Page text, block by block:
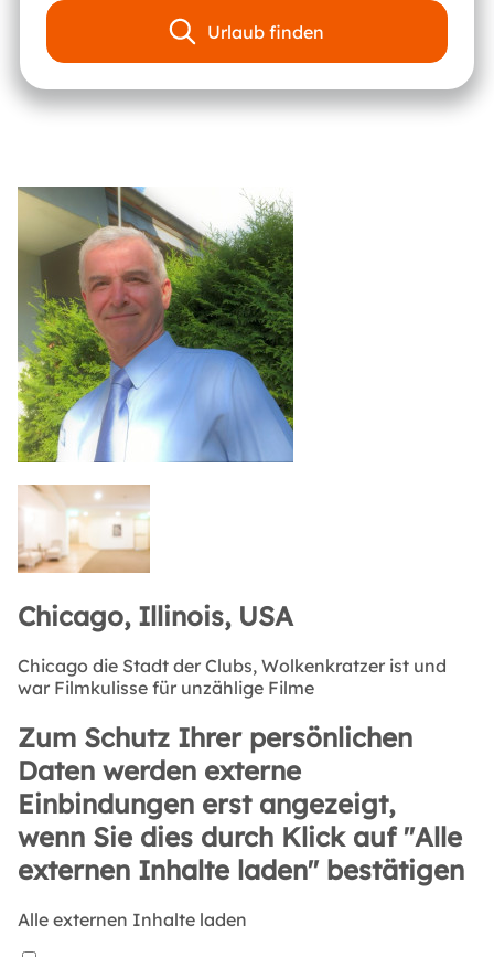
Urlaub finden
Chicago, Illinois, USA
Chicago die Stadt der Clubs, Wolkenkratzer ist und
war Filmkulisse für unzählige Filme
Zum Schutz Ihrer persönlichen
Daten werden externe
Einbindungen erst angezeigt,
wenn Sie dies durch Klick auf "Alle
externen Inhalte laden" bestätigen
Alle externen Inhalte laden